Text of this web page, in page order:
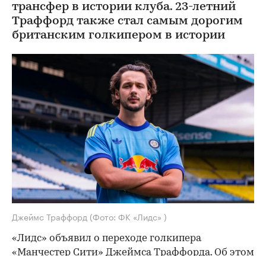
трансфер в истории клуба. 23-летний
Траффорд также стал самым дорогим
британским голкипером в истории
Джеймс Траффорд (Фото: ФК «Лидс» )
«Лидс» объявил о переходе голкипера
«Манчестер Сити» Джеймса Траффорда. Об этом